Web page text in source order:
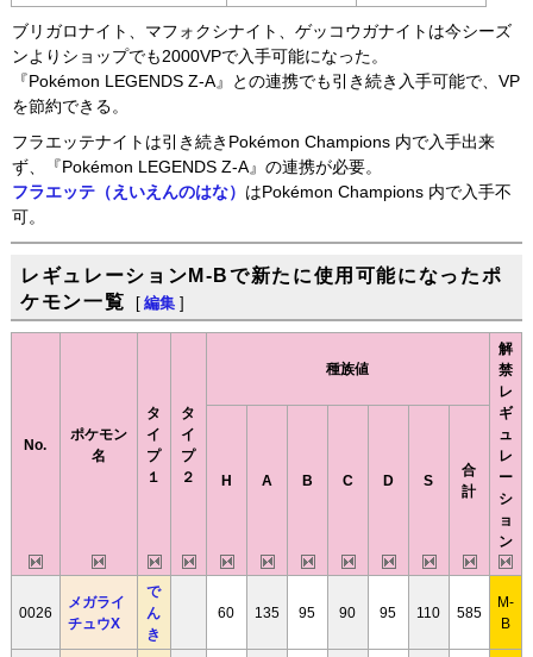
ブリガロナイト、マフォクシナイト、ゲッコウガナイトは今シーズ
ンよりショップでも2000VPで入手可能になった。
『Pokémon LEGENDS Z-A』との連携でも引き続き入手可能で、VP
を節約できる。
フラエッテナイトは引き続きPokémon Champions 内で入手出来
ず、『Pokémon LEGENDS Z-A』の連携が必要。
フラエッテ（えいえんのはな） はPokémon Champions 内で入手不
可。
レギュレーションM-Bで新たに使用可能になったポ
ケモン一覧
[ 編集 ]
No.
ポケモン
名
タ
イ
プ
１
タ
イ
プ
２
種族値
解
禁
レ
ギ
ュ
レ
ー
シ
ョ
ン
H A B C D S
合
計
0026
メガライ
チュウX
で
ん
き
60 135 95 90 95 110 585
M-
B